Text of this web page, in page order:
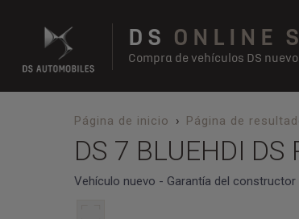
DS ONLINE
Compra de vehículos DS
Página de inicio Página de
DS 7 BLUEHDI DS
Vehículo nuevo - Garantía del constructor